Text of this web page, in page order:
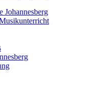
Johannesberg